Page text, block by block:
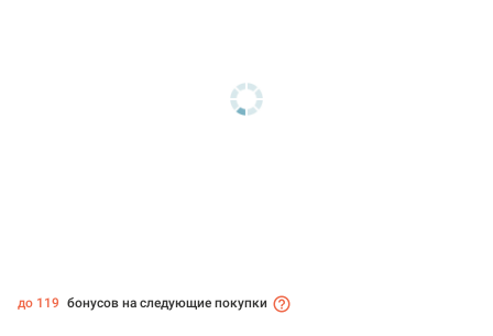
до 119 бонусов на следующие покупки